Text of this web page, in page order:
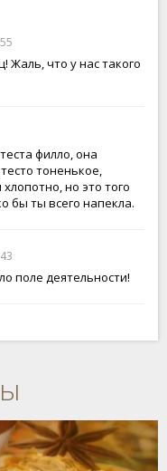
Жаль, что у нас такого
филло, она
тоненькое,
но это того
бы ты всего напекла.
поле деятельности!